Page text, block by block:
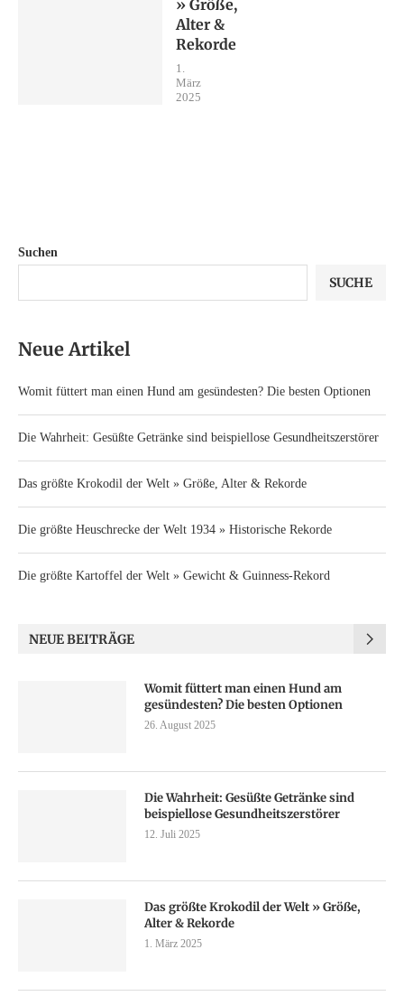
» Größe,
Alter &
Rekorde
1.
März
2025
Suchen
SUCHE
Neue Artikel
Womit füttert man einen Hund am gesündesten? Die besten Optionen
Die Wahrheit: Gesüßte Getränke sind beispiellose Gesundheitszerstörer
Das größte Krokodil der Welt » Größe, Alter & Rekorde
Die größte Heuschrecke der Welt 1934 » Historische Rekorde
Die größte Kartoffel der Welt » Gewicht & Guinness-Rekord
NEUE BEITRÄGE
Womit füttert man einen Hund am
gesündesten? Die besten Optionen
26. August 2025
Die Wahrheit: Gesüßte Getränke sind
beispiellose Gesundheitszerstörer
12. Juli 2025
Das größte Krokodil der Welt » Größe,
Alter & Rekorde
1. März 2025